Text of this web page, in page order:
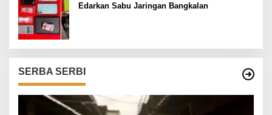
Edarkan Sabu Jaringan Bangkalan
SERBA SERBI